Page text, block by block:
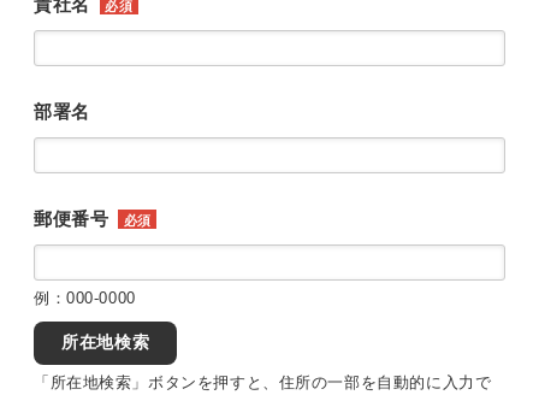
貴社名 必須
部署名
郵便番号 必須
例：000-0000
所在地検索
「所在地検索」ボタンを押すと、住所の一部を自動的に入力で